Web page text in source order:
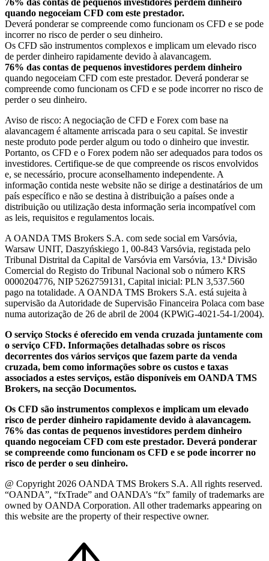
quando negoceiam CFD com este prestador.
Deverá ponderar se compreende como funcionam os CFD e se pode
incorrer no risco de perder o seu dinheiro.
Os CFD são instrumentos complexos e implicam um elevado risco
de perder dinheiro rapidamente devido à alavancagem.
76% das contas de pequenos investidores perdem dinheiro
quando negoceiam CFD com este prestador. Deverá ponderar se
compreende como funcionam os CFD e se pode incorrer no risco de
perder o seu dinheiro.
Aviso de risco: A negociação de CFD e Forex com base na
alavancagem é altamente arriscada para o seu capital. Se investir
neste produto pode perder algum ou todo o dinheiro que investir.
Portanto, os CFD e o Forex podem não ser adequados para todos os
investidores. Certifique-se de que compreende os riscos envolvidos
e, se necessário, procure aconselhamento independente. A
informação contida neste website não se dirige a destinatários de um
país específico e não se destina à distribuição a países onde a
distribuição ou utilização desta informação seria incompatível com
as leis, requisitos e regulamentos locais.
A OANDA TMS Brokers S.A. com sede social em Varsóvia,
Warsaw UNIT, Daszyńskiego 1, 00-843 Varsóvia, registada pelo
Tribunal Distrital da Capital de Varsóvia em Varsóvia, 13.ª Divisão
Comercial do Registo do Tribunal Nacional sob o número KRS
0000204776, NIP 5262759131, Capital inicial: PLN 3,537.560
pago na totalidade. A OANDA TMS Brokers S.A. está sujeita à
supervisão da Autoridade de Supervisão Financeira Polaca com base
numa autorização de 26 de abril de 2004 (KPWiG-4021-54-1/2004).
O serviço Stocks é oferecido em venda cruzada juntamente com
o serviço CFD. Informações detalhadas sobre os riscos
decorrentes dos vários serviços que fazem parte da venda
cruzada, bem como informações sobre os custos e taxas
associados a estes serviços, estão disponíveis em OANDA TMS
Brokers, na secção Documentos.
Os CFD são instrumentos complexos e implicam um elevado
risco de perder dinheiro rapidamente devido à alavancagem.
76% das contas de pequenos investidores perdem dinheiro
quando negoceiam CFD com este prestador. Deverá ponderar
se compreende como funcionam os CFD e se pode incorrer no
risco de perder o seu dinheiro.
@ Copyright 2026 OANDA TMS Brokers S.A. All rights reserved.
“OANDA”, “fxTrade” and OANDA’s “fx” family of trademarks are
owned by OANDA Corporation. All other trademarks appearing on
this website are the property of their respective owner.